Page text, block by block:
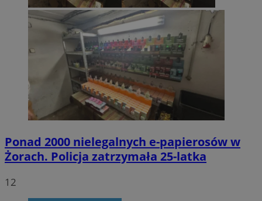
Ponad 2000 nielegalnych e-papierosów w
Żorach. Policja zatrzymała 25-latka
12